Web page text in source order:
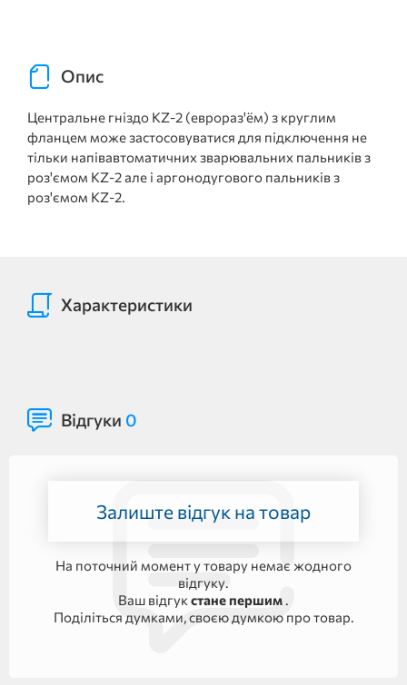
Опис
Центральне гніздо KZ-2 (еврораз'ём) з круглим
фланцем може застосовуватися для підключення не
тільки напівавтоматичних зварювальних пальників з
роз'ємом KZ-2 але і аргонодугового пальників з
роз'ємом KZ-2.
Характеристики
Відгуки 0
Залиште відгук на товар
На поточний момент у товару немає жодного
відгуку.
Ваш відгук стане першим .
Поділіться думками, своєю думкою про товар.